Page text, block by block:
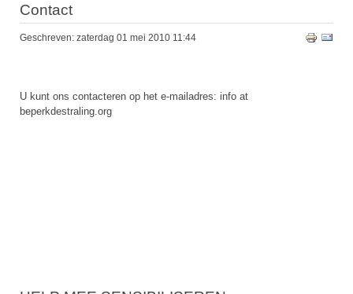
Contact
Geschreven: zaterdag 01 mei 2010 11:44
U kunt ons contacteren op het e-mailadres: info at
beperkdestraling.org